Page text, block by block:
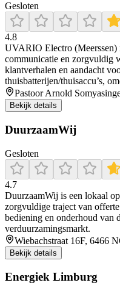
Gesloten
4.8
UVARIO Electro (Meerssen)
communicatie en zorgvuldig
klantverhalen en aandacht
thuisbatterijen/thuisaccu’s,
Pastoor Arnold
Bekijk details
DuurzaamWij
Gesloten
4.7
DuurzaamWij is een lokaal
zorgvuldige traject van
bediening en onderhoud van
verduurzamingsmarkt.
Wiebachstraat 16F, 6466
Bekijk details
Energiek Limburg